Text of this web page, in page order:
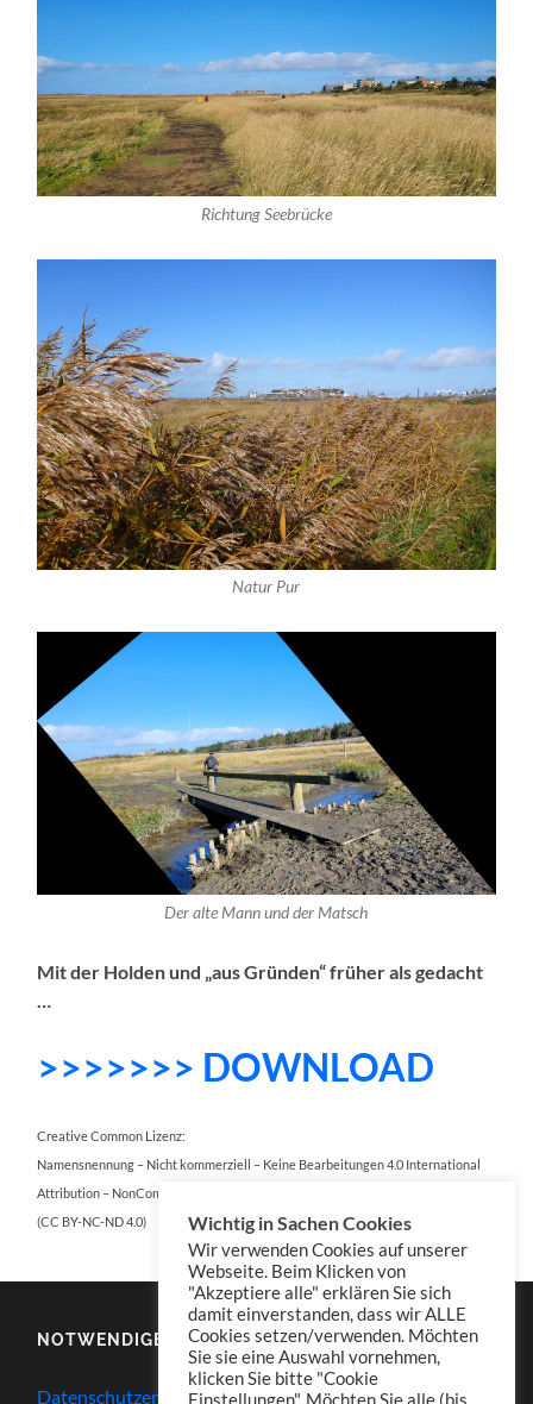
Richtung Seebrücke
Natur Pur
Der alte Mann und der Matsch
Mit der Holden und „aus Gründen“ früher als gedacht
>>>>>>> DOWNLOAD
Creative Common Lizenz:
Namensnennung – Nicht kommerziell – Keine Bearbeitungen 4.0 International
Attribution – NonCommercial – NoDerivatives 4.0 International
(CC BY-NC-ND 4.0)
NOTWENDIGES
Datenschutzerklärung
Wichtig in Sachen Cookies
Wir verwenden Cookies auf unserer
Webseite. Beim Klicken von
"Akzeptiere alle" erklären Sie sich
damit einverstanden, dass wir ALLE
Cookies setzen/verwenden. Möchten
Sie sie eine Auswahl vornehmen,
klicken Sie bitte "Cookie
Einstellungen". Möchten Sie alle (bis